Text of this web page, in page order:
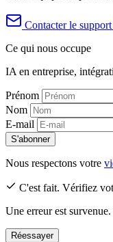
Contacter le support
Ce qui nous occupe
IA en entreprise,
Prénom
Nom
E-mail
S'abonner
Nous respectons votre
C'est fait. Vérifiez
Une erreur est
Réessayer